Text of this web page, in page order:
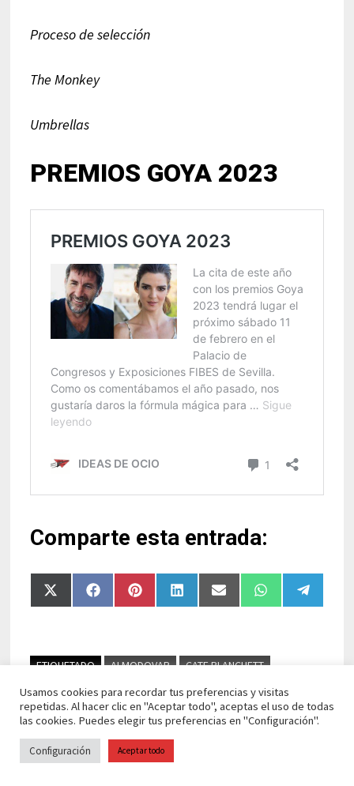
Proceso de selección
The Monkey
Umbrellas
PREMIOS GOYA 2023
Comparte esta entrada:
Compartir
en
Compartir
en
Compartir
en
Compartir
en
Compartir
en
Compartir
en en
ETIQUETADO ALMODOVAR
CATE BLANCHETT
CINE ESPAÑOL
EL BUEN PATRÓN
GOYA 2022
JAVIER BARDEM
JOSÉ SACRISTAN
MADRES PARALELAS
PREMIOS GOYA
Usamos cookies para recordar tus preferencias y visitas
repetidas. Al hacer clic en "Aceptar todo", aceptas el uso de todas
las cookies. Puedes elegir tus preferencias en "Configuración".
Configuración Aceptar todo